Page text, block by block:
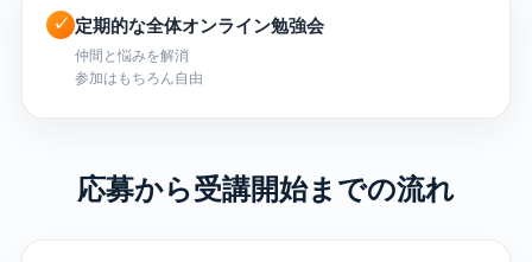
✓ 定期的な全体オンライン勉強会
仲間と悩みを解消
参加はもちろん自由
応募から受講開始までの流れ